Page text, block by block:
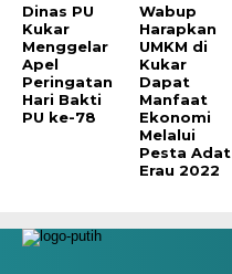
Dinas PU
Kukar
Menggelar
Apel
Peringatan
Hari Bakti
PU ke-78
Wabup
Harapkan
UMKM di
Kukar
Dapat
Manfaat
Ekonomi
Melalui
Pesta Adat
Erau 2022